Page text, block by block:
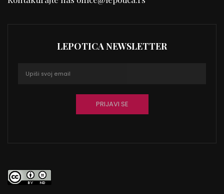
LEPOTICA NEWSLETTER